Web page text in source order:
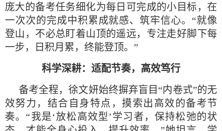
庞大的备考任务细化为每日可完成的小目标，在
一次次的完成中积累成就感、筑牢信心。“就像
登山，不必总盯着山顶的遥远，专注走好脚下每
一步，日积月累，终能登顶。”
科学深耕：适配节奏，高效笃行
备考全程，徐文妍始终摒弃盲目“内卷式”的无
效努力，结合自身特点，摸索出高效的备考节
奏。“我是‘放松高效型’学习者，保持松弛的状